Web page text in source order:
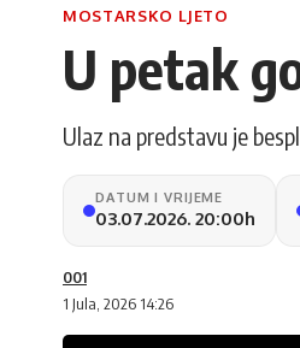
MOSTARSKO LJETO
U petak
Ulaz na predstavu je
DATUM I VRIJEME
03.07.2026. 20:00h
1 Jula, 2026 14:26
001